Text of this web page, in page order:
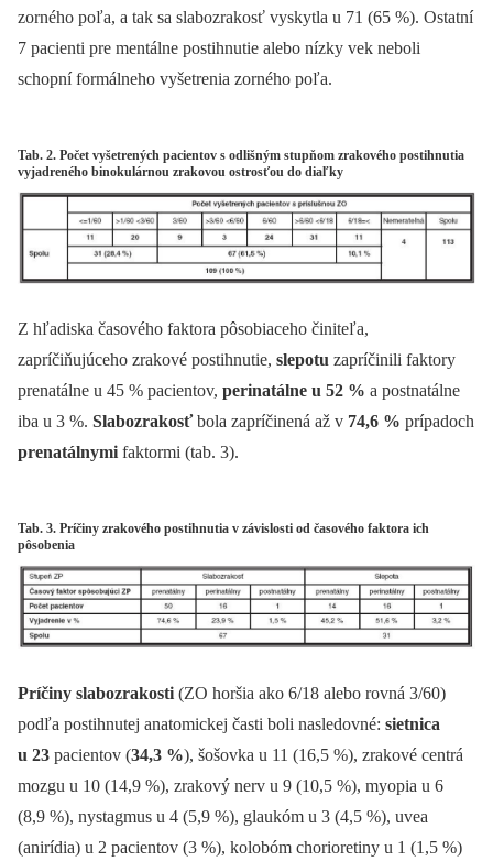
zorného poľa, a tak sa slabozrakosť vyskytla u 71 (65 %). Ostatní
7 pacienti pre mentálne postihnutie alebo nízky vek neboli
schopní formálneho vyšetrenia zorného poľa.
Tab. 2. Počet vyšetrených pacientov s odlišným stupňom zrakového postihnutia
vyjadreného binokulárnou zrakovou ostrosťou do diaľky
Z hľadiska časového faktora pôsobiaceho činiteľa,
zapríčiňujúceho zrakové postihnutie, slepotu zapríčinili faktory
prenatálne u 45 % pacientov, perinatálne u 52 % a postnatálne
iba u 3 %. Slabozrakosťbola zapríčinená až v 74,6 % prípadoch
prenatálnymi faktormi (tab. 3).
Tab. 3. Príčiny zrakového postihnutia v závislosti od časového faktora ich
pôsobenia
Príčiny slabozrakosti (ZO horšia ako 6/18 alebo rovná 3/60)
podľa postihnutej anatomickej časti boli nasledovné: sietnica
u 23 pacientov (34,3 %), šošovka u 11 (16,5 %), zrakové centrá
mozgu u 10 (14,9 %), zrakový nerv u 9 (10,5 %), myopia u 6
(8,9 %), nystagmus u 4 (5,9 %), glaukóm u 3 (4,5 %), uvea
(anirídia) u 2 pacientov (3 %), kolobóm chorioretiny u 1 (1,5 %)